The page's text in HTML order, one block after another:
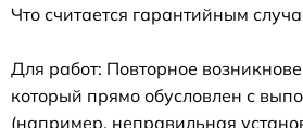
Что считается гарантийным
Для работ: Повторное
который прямо обусловлен с
(например, неправильная